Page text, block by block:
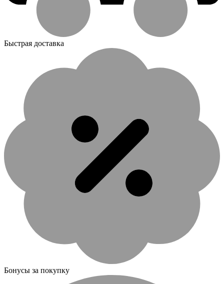
Быстрая доставка
Бонусы за покупку